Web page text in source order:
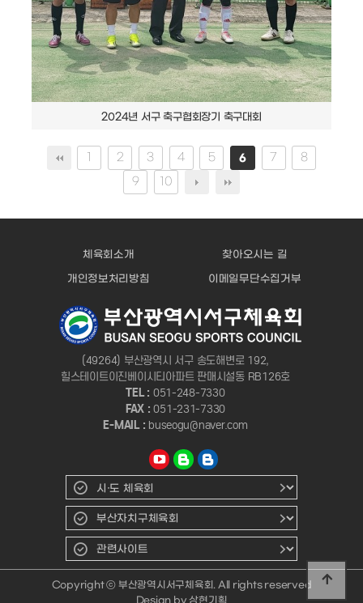
2024년 서구 축구협회장기 축구대회
1 2 3 4 5 6 7
8
9
10
체육회소개 찾아오시는 길
개인정보처리방침 이메일무단수집거부
(49264) 부산광역시 서구 송도해변로 192,
힐스테이트이진베이시티아파트 판매시설동 RB126호
TEL : 051-248-7330
FAX :051-231-7330
E-MAIL : buseogu@naver.com
Copyright ⓒ 부산광역시서구체육회. All rights reserved
상현기획